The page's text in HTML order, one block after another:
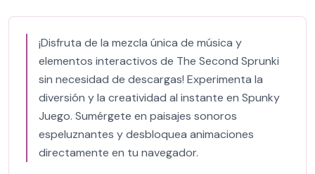
¡Disfruta de la mezcla única de música y
elementos interactivos de The Second Sprunki
sin necesidad de descargas! Experimenta la
diversión y la creatividad al instante en Spunky
Juego. Sumérgete en paisajes sonoros
espeluznantes y desbloquea animaciones
directamente en tu navegador.